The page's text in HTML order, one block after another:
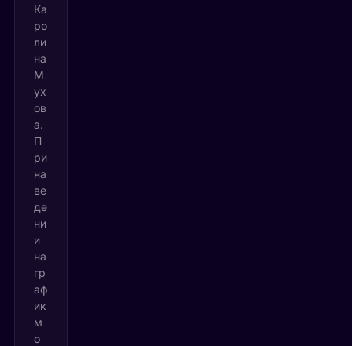
Ка
ро
ли
на
М
ух
ов
а.
П
ри
на
ве
де
ни
и
на
гр
аф
ик
м
о